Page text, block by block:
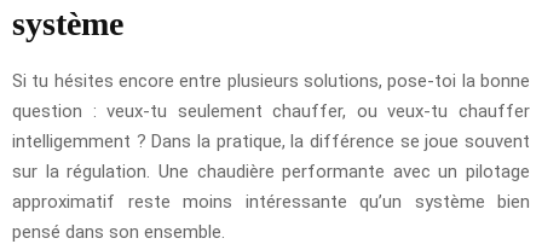
système
Si tu hésites encore entre plusieurs solutions, pose-toi la bonne
question : veux-tu seulement chauffer, ou veux-tu chauffer
intelligemment ? Dans la pratique, la différence se joue souvent
sur la régulation. Une chaudière performante avec un pilotage
approximatif reste moins intéressante qu’un système bien
pensé dans son ensemble.